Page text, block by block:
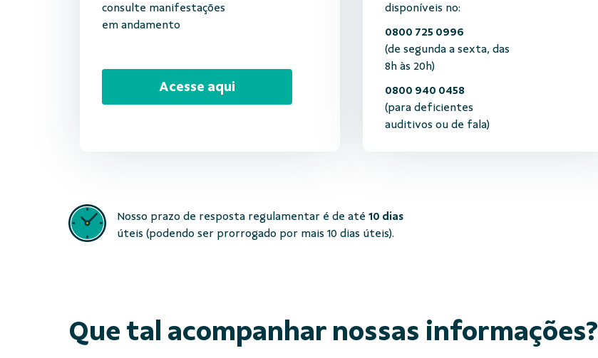
consulte manifestações
em andamento
Acesse aqui
disponíveis no:
0800 725 0996
(de segunda a sexta, das
8h às 20h)
0800 940 0458
(para deficientes
auditivos ou de fala)
Nosso prazo de resposta regulamentar é de até 10 dias
úteis (podendo ser prorrogado por mais 10 dias úteis).
Que tal acompanhar nossas informações?